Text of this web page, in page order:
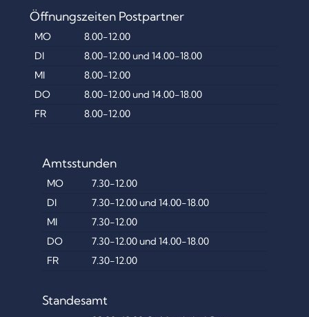
Öffnungszeiten Postpartner
MO
8.00-12.00
DI
8.00-12.00 und 14.00-18.00
MI
8.00-12.00
DO
8.00-12.00 und 14.00-18.00
FR
8.00-12.00
Amtsstunden
MO
7.30-12.00
DI
7.30-12.00 und 14.00-18.00
MI
7.30-12.00
DO
7.30-12.00 und 14.00-18.00
FR
7.30-12.00
Standesamt